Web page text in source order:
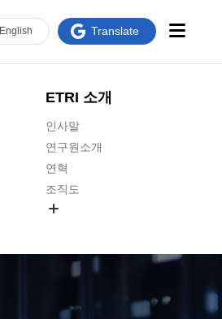
ETRI 소개
인사말
연구원소개
연혁
조직도
연구원 고객헌장
주요업무연락처
English Translate